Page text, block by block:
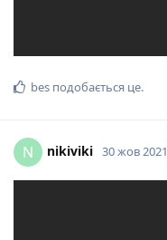
bes подобається це.
N nikiviki 30 жов 2021